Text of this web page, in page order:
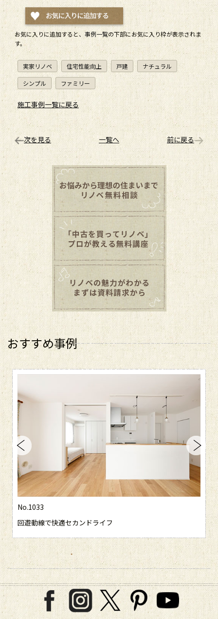
お気に入りに追加すると、 事例一覧の下部にお気に入り枠が表示されま
す。
実家リノベ 住宅性能向上 戸建 ナチュラル
シンプル ファミリー
施工事例一覧に戻る
次を見る 一覧へ 前に戻る
おすすめ事例
No.1033
回遊動線で快適セカンドライフ